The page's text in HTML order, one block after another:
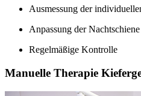
Ausmessung der
Anpassung der Nachtschiene
Regelmäßige Kontrolle
Manuelle Therapie